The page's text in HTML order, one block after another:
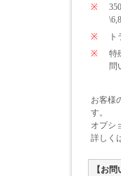
※
※
※
特
問
お客様
す。
オプシ
詳しく
【お問